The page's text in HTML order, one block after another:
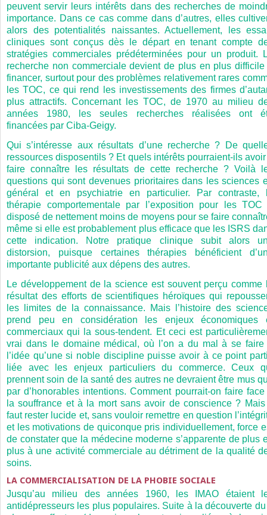
peuvent servir leurs intérêts dans des recherches de
importance. Dans ce cas comme dans d’autres, elles
alors des potentialités naissantes. Actuellement, les
cliniques sont conçus dès le départ en tenant compte
stratégies commerciales prédéterminées pour un produit.
recherche non commerciale devient de plus en plus difficile
financer, surtout pour des problèmes relativement rares
les TOC, ce qui rend les investissements des firmes
plus attractifs. Concernant les TOC, de 1970 au milieu
années 1980, les seules recherches réalisées ont
financées par Ciba-Geigy.
Qui s’intéresse aux résultats d’une recherche ? De
ressources disposentils ? Et quels intérêts pourraient-ils
faire connaître les résultats de cette recherche ? Voilà
questions qui sont devenues prioritaires dans les sciences
général et en psychiatrie en particulier. Par contraste,
thérapie comportementale par l’exposition pour les TOC
disposé de nettement moins de moyens pour se faire
même si elle est probablement plus efficace que les ISRS
cette indication. Notre pratique clinique subit alors
distorsion, puisque certaines thérapies bénéficient
importante publicité aux dépens des autres.
Le développement de la science est souvent perçu comme
résultat des efforts de scientifiques héroïques qui
les limites de la connaissance. Mais l’histoire des
prend peu en considération les enjeux économiques
commerciaux qui la sous-tendent. Et ceci est
vrai dans le domaine médical, où l’on a du mal à se faire
l’idée qu’une si noble discipline puisse avoir à ce point
liée avec les enjeux particuliers du commerce. Ceux
prennent soin de la santé des autres ne devraient être mus
par d’honorables intentions. Comment pourrait-on faire
la souffrance et à la mort sans avoir de conscience ?
faut rester lucide et, sans vouloir remettre en question
et les motivations de quiconque pris individuellement, force
de constater que la médecine moderne s’apparente de plus
plus à une activité commerciale au détriment de la qualité
soins.
LA COMMERCIALISATION DE LA PHOBIE SOCIALE
Jusqu’au milieu des années 1960, les IMAO étaient
antidépresseurs les plus populaires. Suite à la découverte